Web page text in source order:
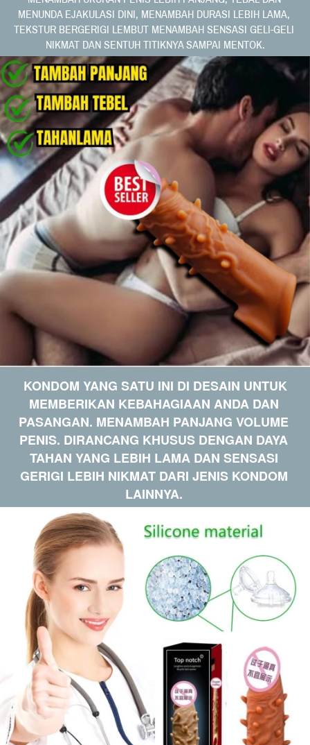
MENUNDA EJAKULASI DINI, MENAMBAH DURASI LEBIH LAMA,
TEKSTUR BERGERIGI LEMBUT MENAMBAH SENSASI GELI-GELI
NIKMAT DAN SENTUH TITIKNYA SAMPAI MENTOK.
KONDOM YANG SATU INI DI DESAIN UNTUK
MEMBERIKAN KEBAHAGIAAN ANDA DAN
PASANGAN. MENAMBAH PANJANG VOLUME
PENIS. DIRANCANG KHUSUS DENGAN DAYA
TAHAN YANG LEBIH LAMA DAN SENSASI
GERIGI LEBIH NIKMAT DARI JENIS KONDOM
LAINNYA.